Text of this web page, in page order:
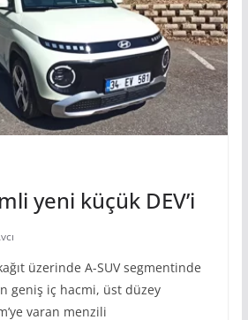
yeni küçük DEV’i
üzerinde A-SUV segmentinde
geniş iç hacmi, üst düzey
varan menzili